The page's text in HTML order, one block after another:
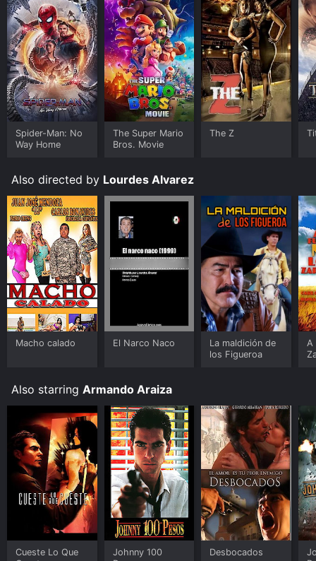
Spider-Man: No
Way Home
The Super Mario
Bros. Movie
The Z
Also directed by Lourdes Alvarez
Macho calado El Narco Naco
La maldición de
los Figueroa
A
Also starring Armando Araiza
Cueste Lo Que
Johnny 100
Desbocados